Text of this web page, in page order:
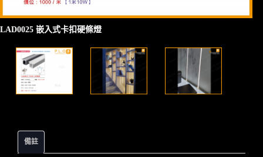
LAD0025 嵌入式卡扣硬條燈
備註